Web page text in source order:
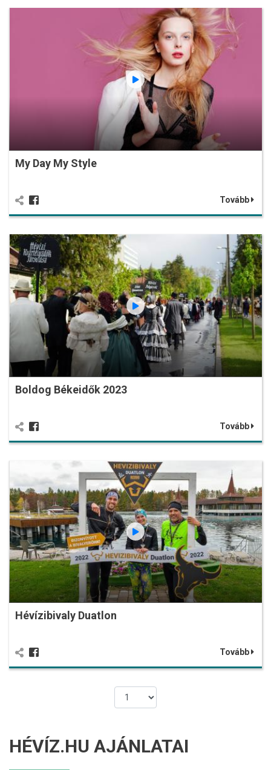
My Day My Style
Tovább
Boldog Békeidők 2023
Tovább
Hévízibivaly Duatlon
Tovább
HÉVÍZ.HU AJÁNLATAI